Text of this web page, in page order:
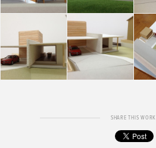
SHARE THIS WORK